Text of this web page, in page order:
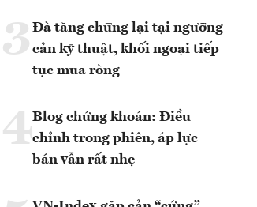
3 Đà tăng chững lại tại ngưỡng
cản kỹ thuật, khối ngoại tiếp
tục mua ròng
4Blog chứng khoán: Điều
chỉnh trong phiên, áp lực
bán vẫn rất nhẹ